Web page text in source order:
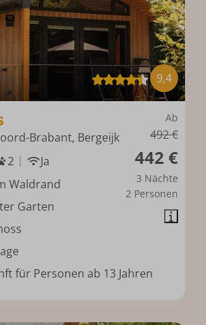
9,4
Ab
492 €
442 €
3 Nächte
2 Personen
Brabant, Bergeijk
2
Ja
Waldrand
Garten
für Personen ab 13 Jahren